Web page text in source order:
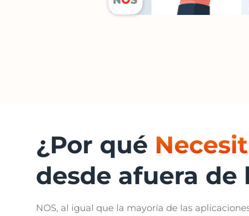
¿Por qué
desde afuera de
NOS, al igual que la mayoría de las